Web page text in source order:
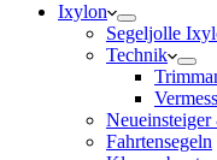
Ixylon
Segeljolle
Technik
Neueinsteiger
Fahrtensegeln